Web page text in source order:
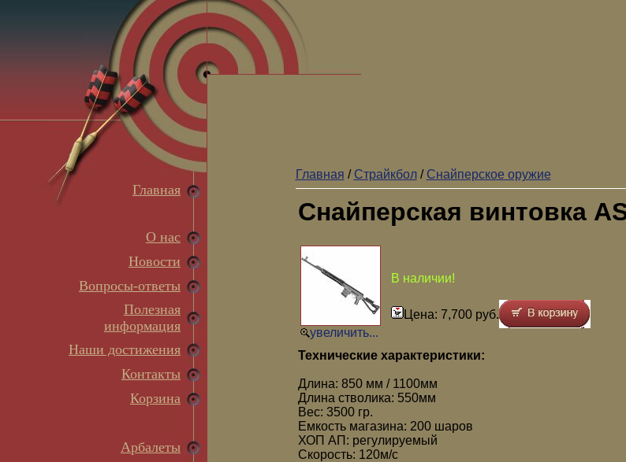
Главная
О нас
Новости
Вопросы-ответы
Полезная
информация
Наши достижения
Контакты
Корзина
Арбалеты
Главная / Страйкбол/ Снайперское оружие
Снайперская винтовка
увеличить...
В наличии!
Цена: 7,700 руб.
Технические характеристики:
Длина: 850 мм / 1100мм
Длина стволика: 550мм
Вес: 3500 гр.
Емкость магазина: 200 шаров
ХОП АП: регулируемый
Скорость: 120м/с